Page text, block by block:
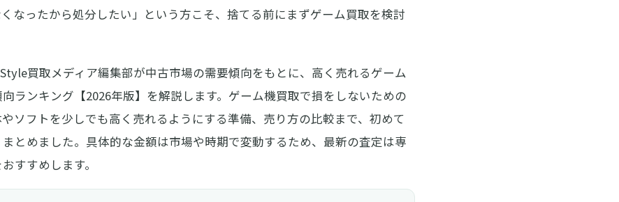
なったから処分したい」という方こそ、捨てる前にまずゲーム買取を検討
買取メディア編集部が中古市場の需要傾向をもとに、 高く売れるゲーム
ランキング【2026年版】 を解説します。 ゲーム機買取で損をしないための
ソフトを少しでも高く売れる ようにする準備、売り方の比較まで、初めて
とめました。具体的な金額は市場や時期で変動するため、最新の査定は専
すすめします。